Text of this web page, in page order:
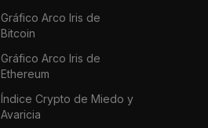
Gráfico Arco Iris de
Bitcoin
Gráfico Arco Iris de
Ethereum
Índice Crypto de Miedo y
Avaricia